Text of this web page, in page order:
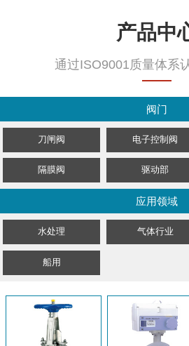
产品中
通过ISO9001质量体系
阀门
刀闸阀 电子控制阀
隔膜阀 驱动部
应用领域
水处理 气体行业
船用